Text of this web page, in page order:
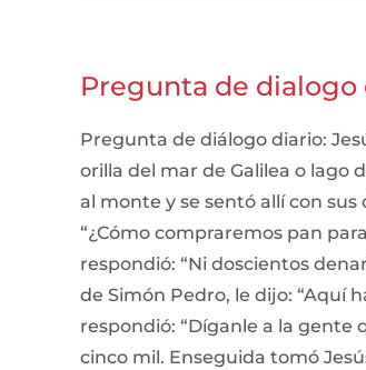
Pregunta de dialogo
Pregunta de diálogo diario:
orilla del mar de Galilea o lago
al monte y se sentó allí con
“¿Cómo compraremos pan
respondió: “Ni doscientos
de Simón Pedro, le dijo: “Aquí
respondió: “Díganle a la gente
cinco mil. Enseguida tomó